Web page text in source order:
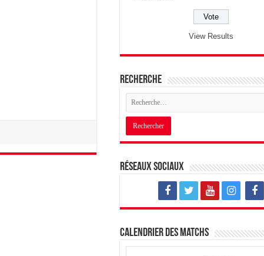
View Results
Recherche
Réseaux sociaux
Calendrier des matchs